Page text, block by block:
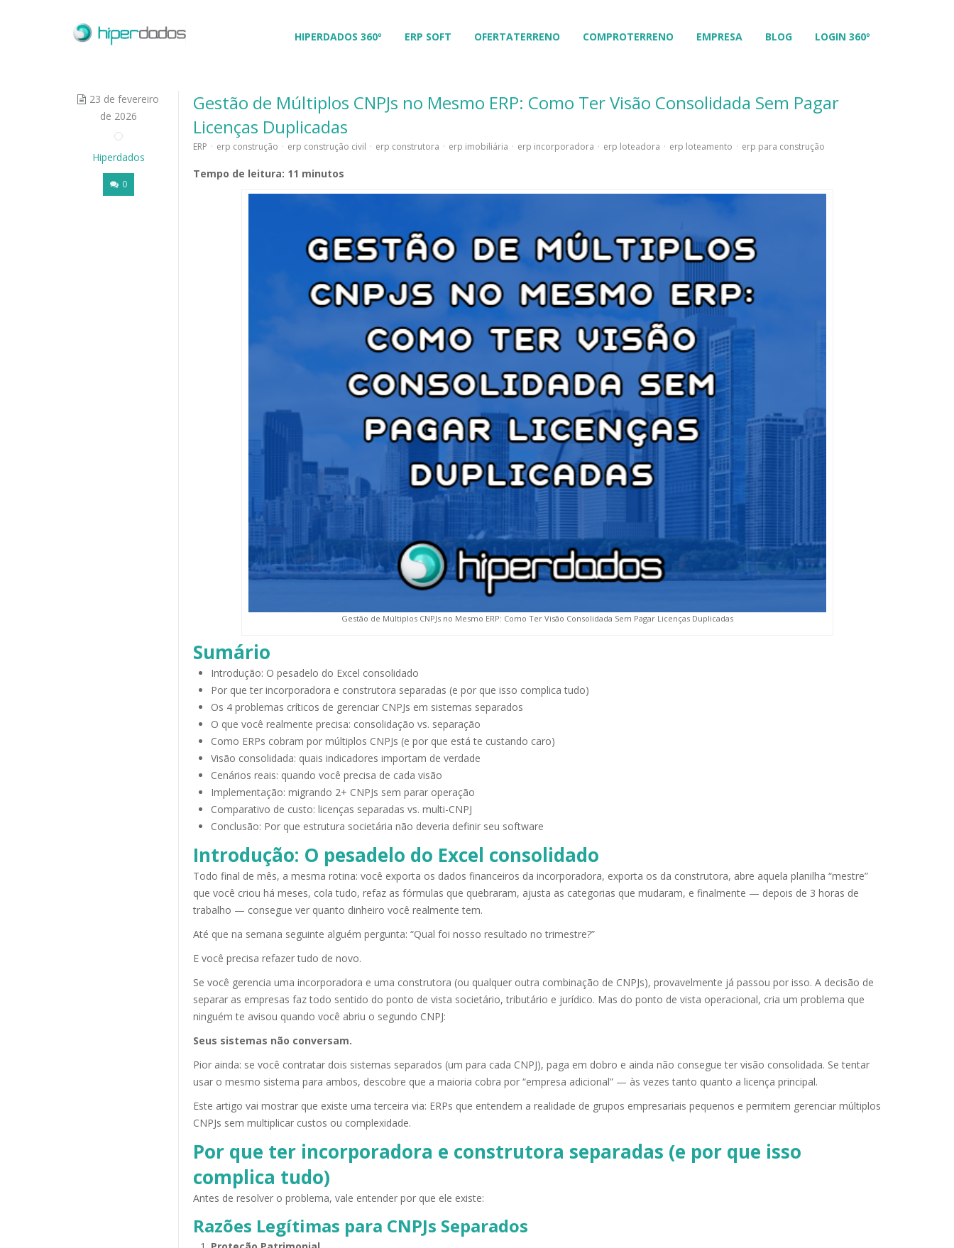
HIPERDADOS 360º ERP SOFT OFERTATERRENO COMPROTERRENO EMPRESA BLOG LOGIN 360º
23 de fevereiro
de 2026
Hiperdados
0
Gestão de Múltiplos CNPJs no Mesmo ERP: Como Ter Visão Consolidada Sem Pagar
Licenças Duplicadas
ERP · erp construção · erp construção civil · erp construtora · erp imobiliária · erp incorporadora · erp loteadora · erp loteamento · erp para construção
Tempo de leitura: 11 minutos
Gestão de Múltiplos CNPJs no Mesmo ERP: Como Ter Visão Consolidada Sem Pagar Licenças Duplicadas
Sumário
Introdução: O pesadelo do Excel consolidado
Por que ter incorporadora e construtora separadas (e por que isso complica tudo)
Os 4 problemas críticos de gerenciar CNPJs em sistemas separados
O que você realmente precisa: consolidação vs. separação
Como ERPs cobram por múltiplos CNPJs (e por que está te custando caro)
Visão consolidada: quais indicadores importam de verdade
Cenários reais: quando você precisa de cada visão
Implementação: migrando 2+ CNPJs sem parar operação
Comparativo de custo: licenças separadas vs. multi-CNPJ
Conclusão: Por que estrutura societária não deveria definir seu software
Introdução: O pesadelo do Excel consolidado
Todo final de mês, a mesma rotina: você exporta os dados financeiros da incorporadora, exporta os da construtora, abre aquela planilha “mestre”
que você criou há meses, cola tudo, refaz as fórmulas que quebraram, ajusta as categorias que mudaram, e finalmente — depois de 3 horas de
trabalho — consegue ver quanto dinheiro você realmente tem.
Até que na semana seguinte alguém pergunta: “Qual foi nosso resultado no trimestre?”
E você precisa refazer tudo de novo.
Se você gerencia uma incorporadora e uma construtora (ou qualquer outra combinação de CNPJs), provavelmente já passou por isso. A decisão de
separar as empresas faz todo sentido do ponto de vista societário, tributário e jurídico. Mas do ponto de vista operacional, cria um problema que
ninguém te avisou quando você abriu o segundo CNPJ:
Seus sistemas não conversam.
Pior ainda: se você contratar dois sistemas separados (um para cada CNPJ), paga em dobro e ainda não consegue ter visão consolidada. Se tentar
usar o mesmo sistema para ambos, descobre que a maioria cobra por “empresa adicional” — às vezes tanto quanto a licença principal.
Este artigo vai mostrar que existe uma terceira via: ERPs que entendem a realidade de grupos empresariais pequenos e permitem gerenciar múltiplos
CNPJs sem multiplicar custos ou complexidade.
Por que ter incorporadora e construtora separadas (e por que isso
complica tudo)
Antes de resolver o problema, vale entender por que ele existe:
Razões Legítimas para CNPJs Separados